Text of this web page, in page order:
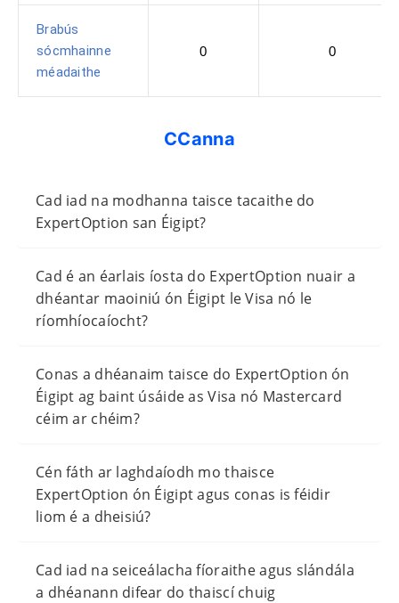
Brabús
sócmhainne
méadaithe
0 0
CCanna
Cad iad na modhanna taisce tacaithe do
ExpertOption san Éigipt?
Cad é an éarlais íosta do ExpertOption nuair a
dhéantar maoiniú ón Éigipt le Visa nó le
ríomhíocaíocht?
Conas a dhéanaim taisce do ExpertOption ón
Éigipt ag baint úsáide as Visa nó Mastercard
céim ar chéim?
Cén fáth ar laghdaíodh mo thaisce
ExpertOption ón Éigipt agus conas is féidir
liom é a dheisiú?
Cad iad na seiceálacha fíoraithe agus slándála
a dhéanann difear do thaiscí chuig